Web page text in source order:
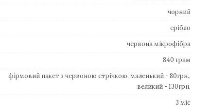
чорний
срібло
червона мікрофібра
840 грам
фірмовий пакет з червоною стрічкою, маленький - 80грн.,
великий - 130грн.
3 міс